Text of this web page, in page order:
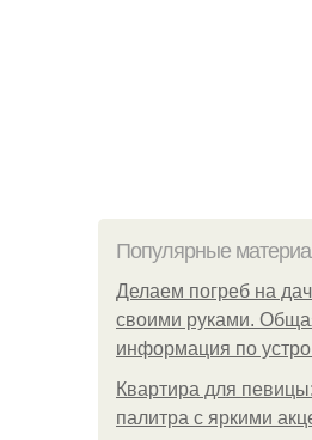
Популярные
Делаем погреб на
своими руками.
информация по
Квартира для
палитра с яркими